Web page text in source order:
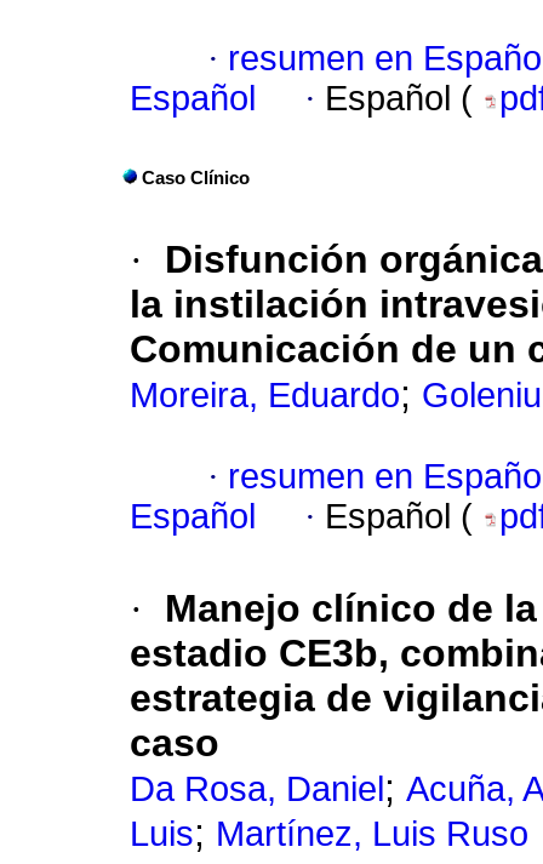
· resumen en
Español
· Español (
Caso Clínico
·
Disfunción
la instilación
Comunicación de un
Moreira, Eduardo;
· resumen en
Español
· Español (
·
Manejo clínico de
estadio CE3b,
estrategia de
caso
Da Rosa, Daniel ; Acuña,
Luis; Martínez, Luis Ruso